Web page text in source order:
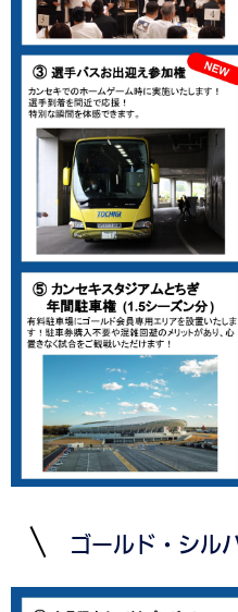
ゴールド・シル